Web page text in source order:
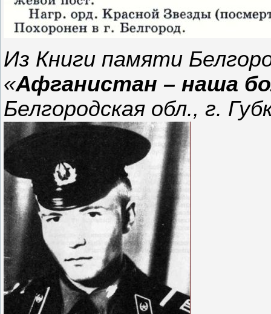
Из Книги памяти
«Афганистан – наша
Белгородская обл., г.